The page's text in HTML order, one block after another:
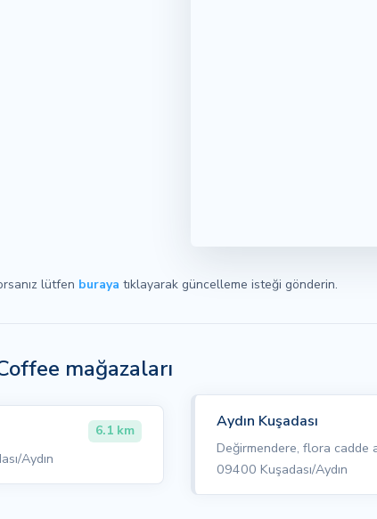
lütfen buraya tıklayarak güncelleme isteği gönderin.
mağazaları
6.1 km
Aydın
Aydın Kuşadası
Değirmendere, flora cadde
09400 Kuşadası/Aydın